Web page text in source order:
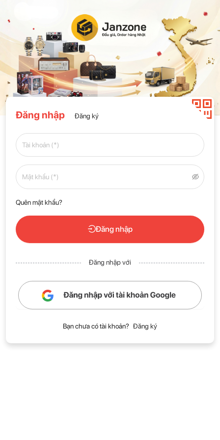
Đăng nhập Đăng ký
Quên mật khẩu?
Đăng nhập
Đăng nhập với
Bạn chưa có tài khoản? Đăng ký